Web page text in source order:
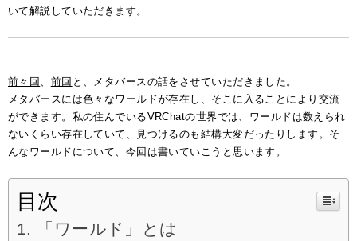
いて解説していただきます。
前々回 、 前回 と、メタバースの話をさせていただきました。
メタバースには色々なワールドが存在し、そこに入ることにより交流
ができます。 私の住んでいるVRChatの世界では、ワールドは数えられ
ないくらい存在していて、見つけるのも結構大変だったりします。 そ
んなワールドについて、今回は書いていこうと思います。
目次
「ワールド」とは